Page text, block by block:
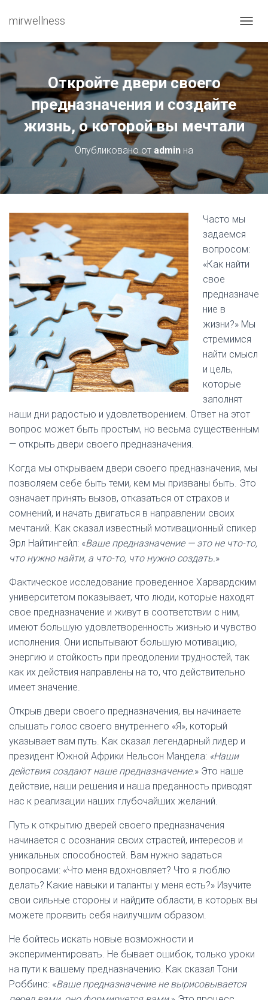
mirwellness
Откройте двери своего
предназначения и создайте
жизнь, о которой вы мечтали
Опубликовано от admin на
Часто мы
задаемся
вопросом:
«Как найти
свое
предназначе
ние в
жизни?» Мы
стремимся
найти смысл
и цель,
которые
заполнят
наши дни радостью и удовлетворением. Ответ на этот
вопрос может быть простым, но весьма существенным
— открыть двери своего предназначения.
Когда мы открываем двери своего предназначения, мы
позволяем себе быть теми, кем мы призваны быть. Это
означает принять вызов, отказаться от страхов и
сомнений, и начать двигаться в направлении своих
мечтаний. Как сказал известный мотивационный спикер
Эрл Найтингейл: «Ваше предназначение — это не что-то,
что нужно найти, а что-то, что нужно создать.»
Фактическое исследование проведенное Харвардским
университетом показывает, что люди, которые находят
свое предназначение и живут в соответствии с ним,
имеют большую удовлетворенность жизнью и чувство
исполнения. Они испытывают большую мотивацию,
энергию и стойкость при преодолении трудностей, так
как их действия направлены на то, что действительно
имеет значение.
Открыв двери своего предназначения, вы начинаете
слышать голос своего внутреннего «Я», который
указывает вам путь. Как сказал легендарный лидер и
президент Южной Африки Нельсон Мандела: «Наши
действия создают наше предназначение.» Это наше
действие, наши решения и наша преданность приводят
нас к реализации наших глубочайших желаний.
Путь к открытию дверей своего предназначения
начинается с осознания своих страстей, интересов и
уникальных способностей. Вам нужно задаться
вопросами: «Что меня вдохновляет? Что я люблю
делать? Какие навыки и таланты у меня есть?» Изучите
свои сильные стороны и найдите области, в которых вы
можете проявить себя наилучшим образом.
Не бойтесь искать новые возможности и
экспериментировать. Не бывает ошибок, только уроки
на пути к вашему предназначению. Как сказал Тони
Роббинс: «Ваше предназначение не вырисовывается